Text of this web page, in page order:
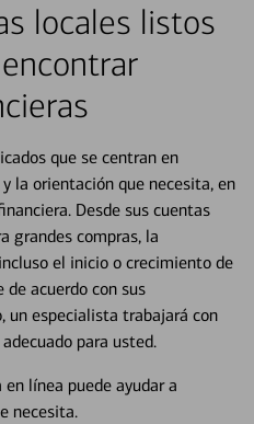
locales listos
que se centran en
la orientación que necesita, en
Desde sus cuentas
grandes compras, la
el inicio o crecimiento de
de acuerdo con sus
un especialista trabajará con
para usted.
línea puede ayudar a
necesita.